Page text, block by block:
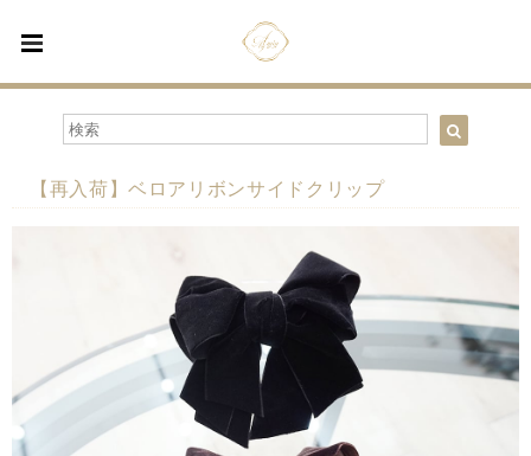
【再入荷】ベロアリボンサイドクリップ